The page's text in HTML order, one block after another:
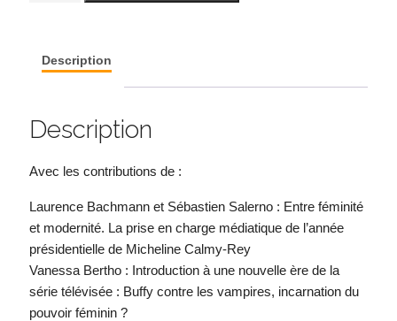
Description
Description
Avec les contributions de :
Laurence Bachmann et Sébastien Salerno : Entre féminité
et modernité. La prise en charge médiatique de l’année
présidentielle de Micheline Calmy-Rey
Vanessa Bertho : Introduction à une nouvelle ère de la
série télévisée : Buffy contre les vampires, incarnation du
pouvoir féminin ?